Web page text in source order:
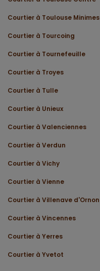
Courtier à Toulouse Minimes
Courtier à Tourcoing
Courtier à Tournefeuille
Courtier à Troyes
Courtier à Tulle
Courtier à Unieux
Courtier à Valenciennes
Courtier à Verdun
Courtier à Vichy
Courtier à Vienne
Courtier à Villenave d'Ornon
Courtier à Vincennes
Courtier à Yerres
Courtier à Yvetot